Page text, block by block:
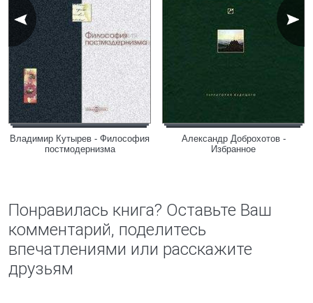
Владимир Кутырев - Философия
постмодернизма
Александр Доброхотов -
Избранное
Понравилась книга? Оставьте Ваш
комментарий, поделитесь
впечатлениями или расскажите
друзьям